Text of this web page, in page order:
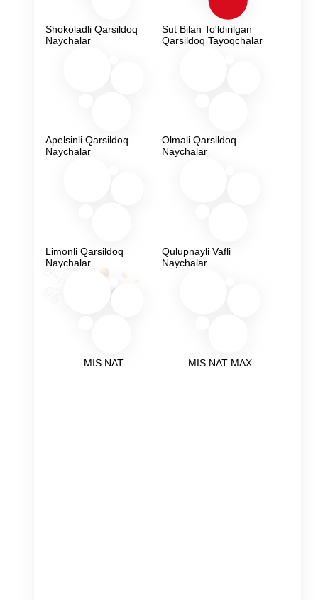
Shokoladli Qarsildoq
Naychalar
Sut Bilan To'ldirilgan
Qarsildoq Tayoqchalar
Apelsinli Qarsildoq
Naychalar
Olmali Qarsildoq
Naychalar
Limonli Qarsildoq
Naychalar
Qulupnayli Vafli
Naychalar
MIS NAT MIS NAT MAX